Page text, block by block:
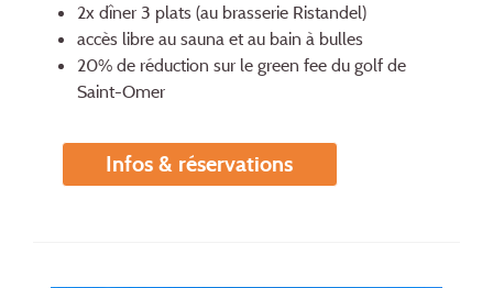
2x dîner 3 plats (au brasserie Ristandel)
accès libre au sauna et au bain à bulles
20% de réduction sur le green fee du golf de
Saint-Omer
Infos & réservations